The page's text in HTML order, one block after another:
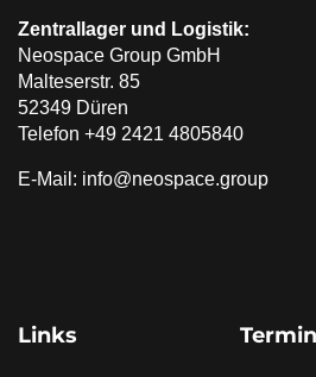
Zentrallager und Logistik:
Neospace Group GmbH
Malteserstr. 85
52349 Düren
Telefon +49 2421 4805840
E-Mail: info@neospace.group
Links